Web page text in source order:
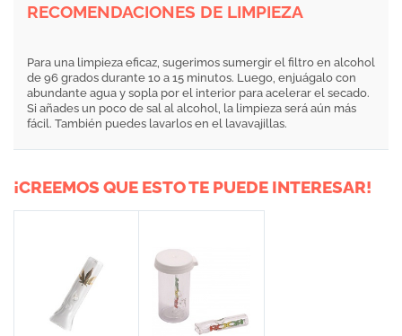
RECOMENDACIONES DE LIMPIEZA
Para una limpieza eficaz, sugerimos sumergir el filtro en alcohol
de 96 grados durante 10 a 15 minutos. Luego, enjuágalo con
abundante agua y sopla por el interior para acelerar el secado.
Si añades un poco de sal al alcohol, la limpieza será aún más
fácil. También puedes lavarlos en el lavavajillas.
¡CREEMOS QUE ESTO TE PUEDE INTERESAR!